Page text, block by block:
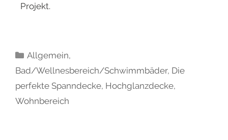
Projekt.
Allgemein,
Bad/Wellnesbereich/Schwimmbäder, Die
perfekte Spanndecke, Hochglanzdecke,
Wohnbereich